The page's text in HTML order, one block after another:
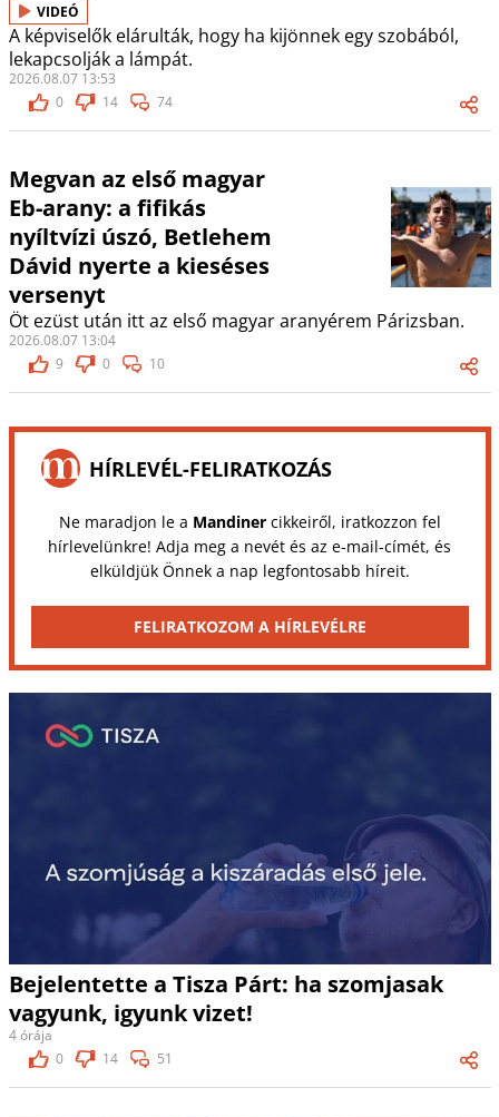
VIDEÓ
A képviselők elárulták, hogy ha kijönnek egy szobából,
lekapcsolják a lámpát.
2026.08.07 13:53
0
14 74
Megvan az első magyar
Eb-arany: a fifikás
nyíltvízi úszó, Betlehem
Dávid nyerte a kieséses
versenyt
Öt ezüst után itt az első magyar aranyérem Párizsban.
2026.08.07 13:04
9
0 10
HÍRLEVÉL-FELIRATKOZÁS
Ne maradjon le a Mandinercikkeiről, iratkozzon fel
hírlevelünkre! Adja meg a nevét és az e-mail-címét, és
elküldjük Önnek a nap legfontosabb híreit.
FELIRATKOZOM A HÍRLEVÉLRE
Bejelentette a Tisza Párt: ha szomjasak
vagyunk, igyunk vizet!
4 órája
0
14 51